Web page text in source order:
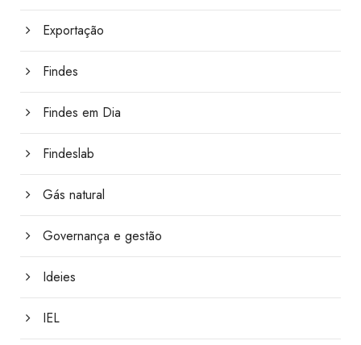
Exportação
Findes
Findes em Dia
Findeslab
Gás natural
Governança e gestão
Ideies
IEL